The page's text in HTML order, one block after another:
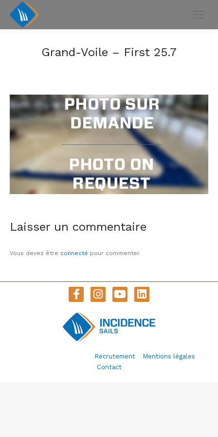
Grand-Voile – First 25.7
Laisser un commentaire
Vous devez être connecté pour commenter.
Recrutement Mentions légales
Contact